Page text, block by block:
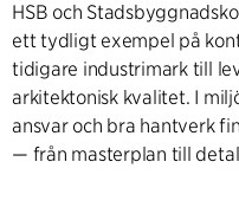
HSB och
ett tydligt exempel på
tidigare industrimark till
arkitektonisk kvalitet. I
ansvar och bra hantverk
— från masterplan till